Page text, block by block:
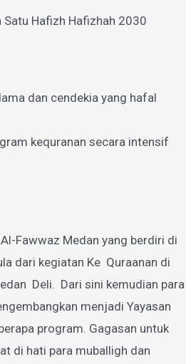
Satu Hafizh Hafizhah 2030
dan cendekia yang hafal
kequranan secara intensif
Fawwaz Medan yang berdiri di
dari kegiatan Ke Quraanan di
Deli. Dari sini kemudian para
menjadi Yayasan
program. Gagasan untuk
di hati para muballigh dan